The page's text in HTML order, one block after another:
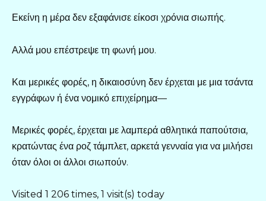
Εκείνη η μέρα δεν εξαφάνισε είκοσι χρόνια σιωπής.
Αλλά μου επέστρεψε τη φωνή μου.
Και μερικές φορές, η δικαιοσύνη δεν έρχεται με μια τσάντα
εγγράφων ή ένα νομικό επιχείρημα—
Μερικές φορές, έρχεται με λαμπερά αθλητικά παπούτσια,
κρατώντας ένα ροζ τάμπλετ, αρκετά γενναία για να μιλήσει
όταν όλοι οι άλλοι σιωπούν.
Visited 1 206 times, 1 visit(s) today